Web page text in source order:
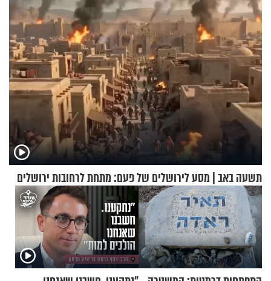
תשעה באב | מסע לירושלים של פעם: מתחת לרחובות ירושלים